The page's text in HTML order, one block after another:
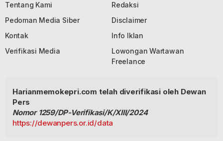
Tentang Kami
Redaksi
Pedoman Media Siber
Disclaimer
Kontak
Info Iklan
Verifikasi Media
Lowongan Wartawan
Freelance
Harianmemokepri.com telah diverifikasi oleh Dewan
Pers
Nomor 1259/DP-Verifikasi/K/XIII/2024
https://dewanpers.or.id/data